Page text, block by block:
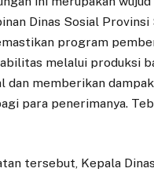
Dinas Sosial Provinsi
program
melalui produksi
dan memberikan
para penerimanya.
tersebut, Kepala